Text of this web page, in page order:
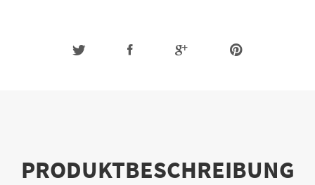
PRODUKTBESCHREIBUNG